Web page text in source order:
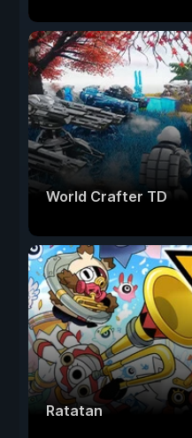
World Crafter TD
Ratatan